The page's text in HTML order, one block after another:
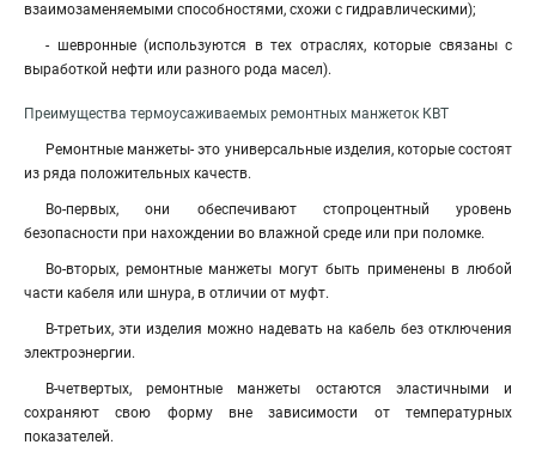
взаимозаменяемыми способностями, схожи с гидравлическими);
- шевронные (используются в тех отраслях, которые связаны с
выработкой нефти или разного рода масел).
Преимущества термоусаживаемых ремонтных манжеток КВТ
Ремонтные манжеты- это универсальные изделия, которые состоят
из ряда положительных качеств.
Во-первых, они обеспечивают стопроцентный уровень
безопасности при нахождении во влажной среде или при поломке.
Во-вторых, ремонтные манжеты могут быть применены в любой
части кабеля или шнура, в отличии от муфт.
В-третьих, эти изделия можно надевать на кабель без отключения
электроэнергии.
В-четвертых, ремонтные манжеты остаются эластичными и
сохраняют свою форму вне зависимости от температурных
показателей.